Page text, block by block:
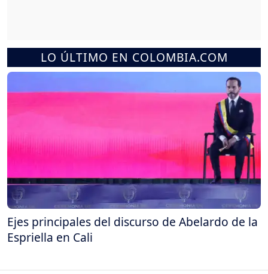
LO ÚLTIMO EN COLOMBIA.COM
Ejes principales del discurso de Abelardo de la
Espriella en Cali